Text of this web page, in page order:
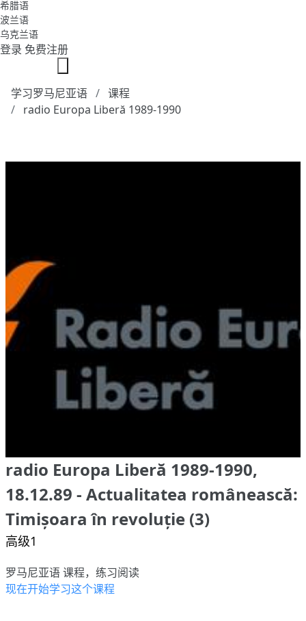
希腊语
波兰语
乌克兰语
登录 免费注册
学习罗马尼亚语
课程
radio Europa Liberă 1989-1990
radio Europa Liberă 1989-1990,
18.12.89 - Actualitatea românească:
Timișoara în revoluție (3)
高级1
罗马尼亚语 课程，练习阅读
现在开始学习这个课程